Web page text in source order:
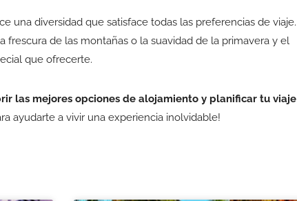
una diversidad que satisface todas las preferencias de viaje.
frescura de las montañas o la suavidad de la primavera y el
que ofrecerte.
las mejores opciones de alojamiento y planificar tu viaje
ayudarte a vivir una experiencia inolvidable!